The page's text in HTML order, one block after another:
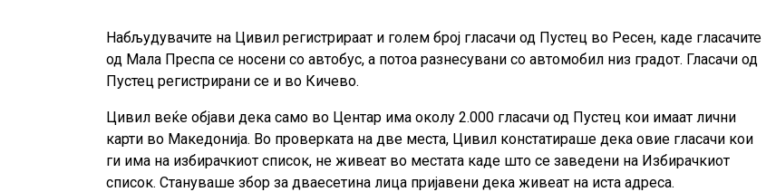
Набљудувачите на Цивил регистрираат и голем број гласачи од Пустец во Ресен, каде гласачите
од Мала Преспа се носени со автобус, а потоа разнесувани со автомобил низ градот. Гласачи од
Пустец регистрирани се и во Кичево.
Цивил веќе објави дека само во Центар има околу 2.000 гласачи од Пустец кои имаат лични
карти во Македонија. Во проверката на две места, Цивил констатираше дека овие гласачи кои
ги има на избирачкиот список, не живеат во местата каде што се заведени на Избирачкиот
список. Стануваше збор за дваесетина лица пријавени дека живеат на иста адреса.